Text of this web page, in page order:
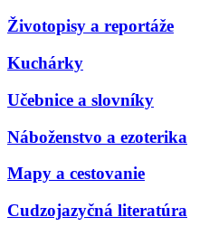
Životopisy a reportáže
Kuchárky
Učebnice a slovníky
Náboženstvo a ezoterika
Mapy a cestovanie
Cudzojazyčná literatúra